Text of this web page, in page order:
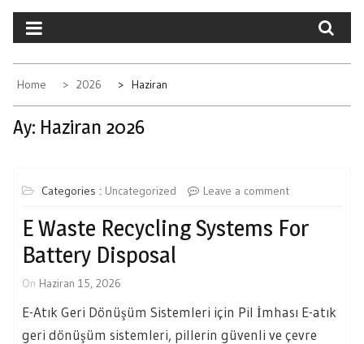
Home 2026 Haziran
Ay: Haziran 2026
Categories : Uncategorized Leave a comment
E Waste Recycling Systems For
Battery Disposal
On Haziran 15, 2026
E-Atık Geri Dönüşüm Sistemleri için Pil İmhası E-atık
geri dönüşüm sistemleri, pillerin güvenli ve çevre